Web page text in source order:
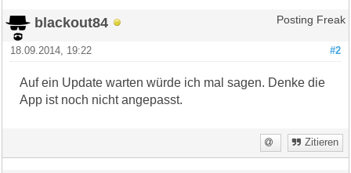
blackout84 Posting Freak
#2
18.09.2014, 19:22
Auf ein Update warten würde ich mal sagen. Denke die
App ist noch nicht angepasst.
Zitieren